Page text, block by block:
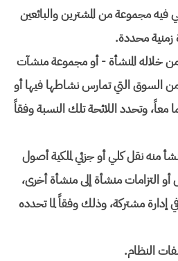
مجموعة من المشترين والبائعين
زمنية محددة.
خلاله المنشأة - أو مجموعة منشآت
السوق التي تمارس نشاطها فيها أو
معاً، وتحدد اللائحة تلك النسبة وفقاً
منه نقل كلي أو جزئي لملكية أصول
منشأة إلى منشأة أخرى،
إدارة مشتركة، وذلك وفقاً لما تحدده
النظام.